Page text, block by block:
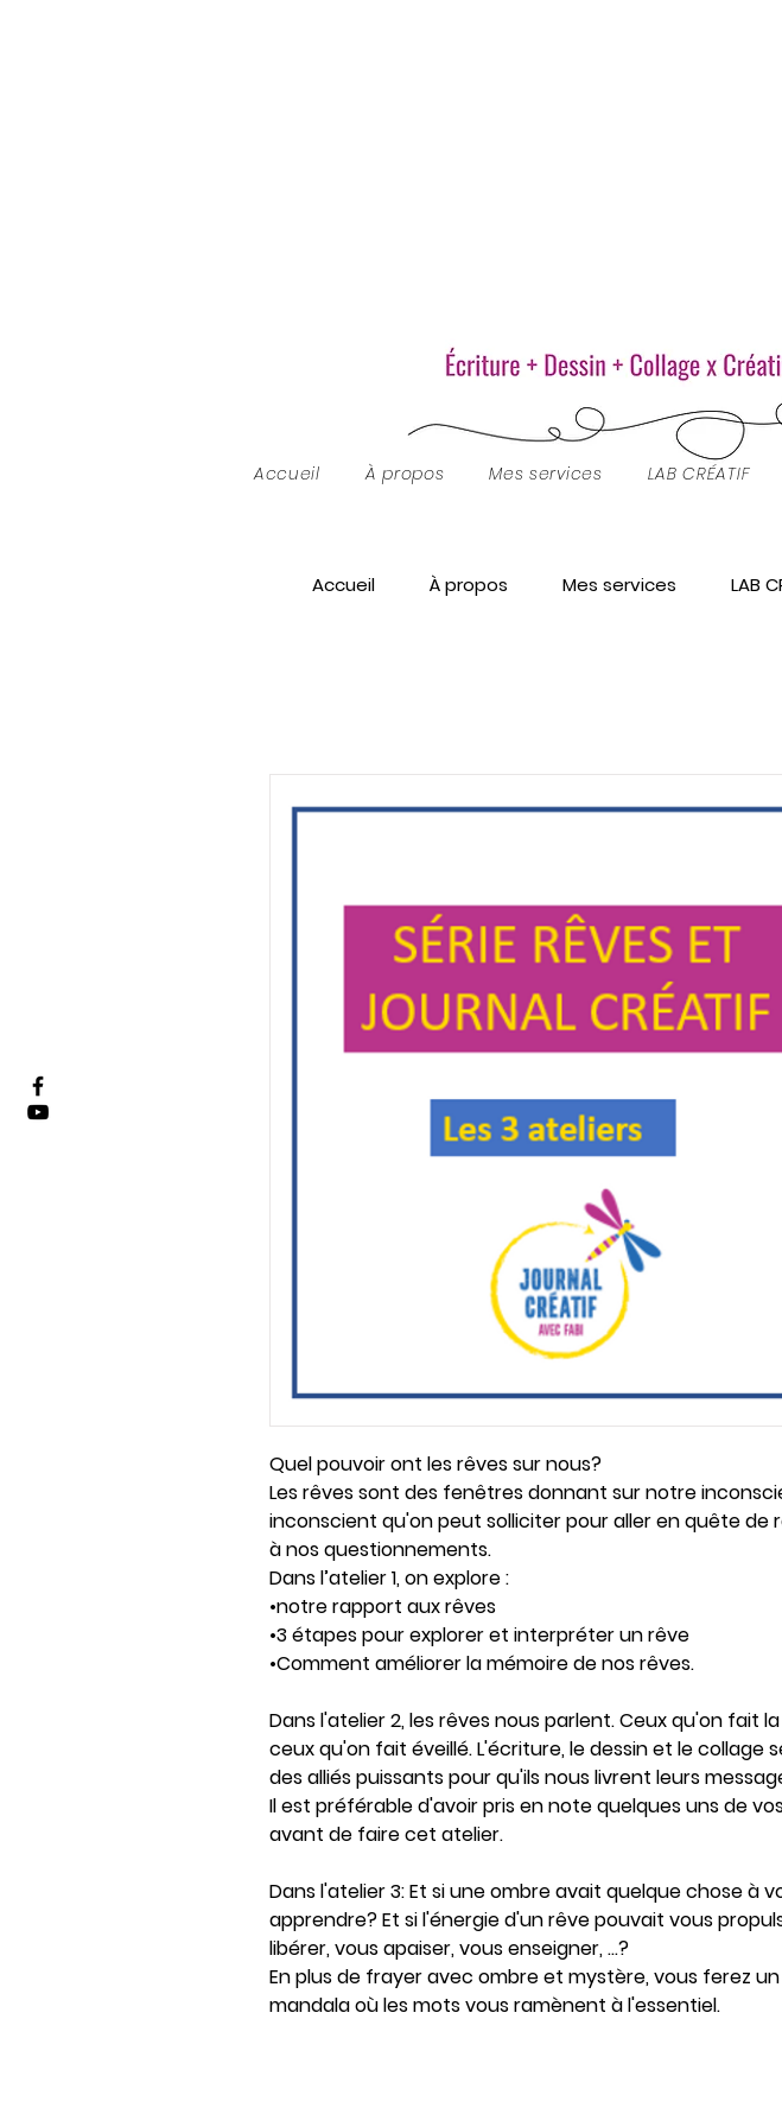
Accueil À propos Mes services LAB CRÉATIF
Quel pouvoir ont les rêves sur nous?
Les rêves sont des fenêtres donnant sur notre
inconscient qu'on peut solliciter pour aller en quête de
à nos questionnements.
Dans l’atelier 1, on explore :
•notre rapport aux rêves
•3 étapes pour explorer et interpréter un rêve
•Comment améliorer la mémoire de nos rêves.
Dans l'atelier 2, les rêves nous parlent. Ceux qu'on fait
ceux qu'on fait éveillé. L'écriture, le dessin et le collage
des alliés puissants pour qu'ils nous livrent leurs
Il est préférable d'avoir pris en note quelques uns de
avant de faire cet atelier.
Dans l'atelier 3: Et si une ombre avait quelque chose à
apprendre? Et si l'énergie d'un rêve pouvait vous
libérer, vous apaiser, vous enseigner, ...?
En plus de frayer avec ombre et mystère, vous ferez un
mandala où les mots vous ramènent à l'essentiel.
Accueil À propos Mes services LAB